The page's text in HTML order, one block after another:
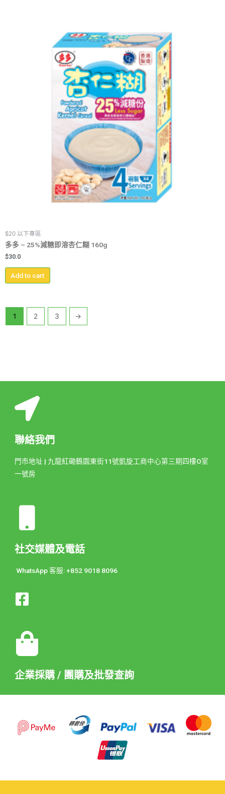
$20 以下專區
多多 – 25%減糖即溶杏仁糊 160g
$30.0
Add to cart
1 2 3 →
聯絡我們
門市地址 | 九龍紅磡鶴園東街11號凱旋工商中心第三期四樓O室
一號房
社交媒體及電話
WhatsApp 客服: +852 9018 8096
企業採購 / 團購及批發查詢